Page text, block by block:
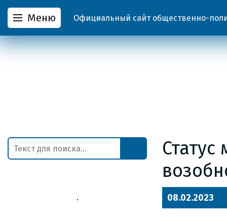
Меню Официальный сайт общественно-
08.02.2023